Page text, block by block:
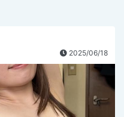
2025/06/18